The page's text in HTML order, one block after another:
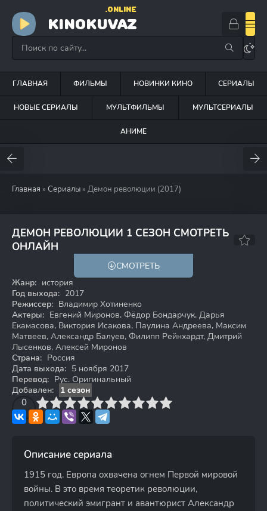
KINOKUVAZ
.ONLINE
ГЛАВНАЯ ФИЛЬМЫ НОВИНКИ КИНО СЕРИАЛЫ
НОВЫЕ СЕРИАЛЫ МУЛЬТФИЛЬМЫ МУЛЬТСЕРИАЛЫ
АНИМЕ
Главная » Сериалы » Демон революции (2017)
ДЕМОН РЕВОЛЮЦИИ 1 СЕЗОН СМОТРЕТЬ
ОНЛАЙН
6.5
СМОТРЕТЬ
Жанр: история
Год выхода: 2017
Режиссер: Владимир Хотиненко
Актеры: Евгений Миронов, Фёдор Бондарчук, Дарья
Екамасова, Виктория Исакова, Паулина Андреева, Максим
Матвеев, Александр Балуев, Филипп Рейнхардт, Дмитрий
Лысенков, Алексей Миронов
Страна: Россия
Дата выхода: 5 ноября 2017
Перевод: Рус. Оригинальный
Добавлен:
1 сезон
0
4 6 7 8 9 10
Описание сериала
1915 год. Европа охвачена огнем Первой мировой
войны. В это время теоретик революции,
политический эмигрант и авантюрист Александр